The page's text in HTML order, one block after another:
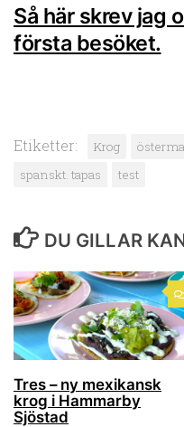
Så här skrev jag
första besöket.
Etiketter: Krog
spanskt. tapas
test
DU GILLAR
Tres – ny mexikansk
krog i Hammarby
Sjöstad